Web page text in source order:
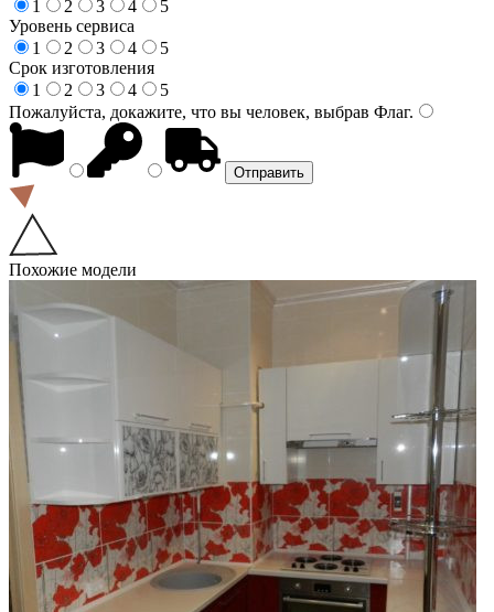
1
2 3 4
5
Уровень сервиса
1
2 3 4
5
Срок изготовления
1
2 3 4
5
Пожалуйста, докажите, что вы человек, выбрав Флаг.
Похожие модели